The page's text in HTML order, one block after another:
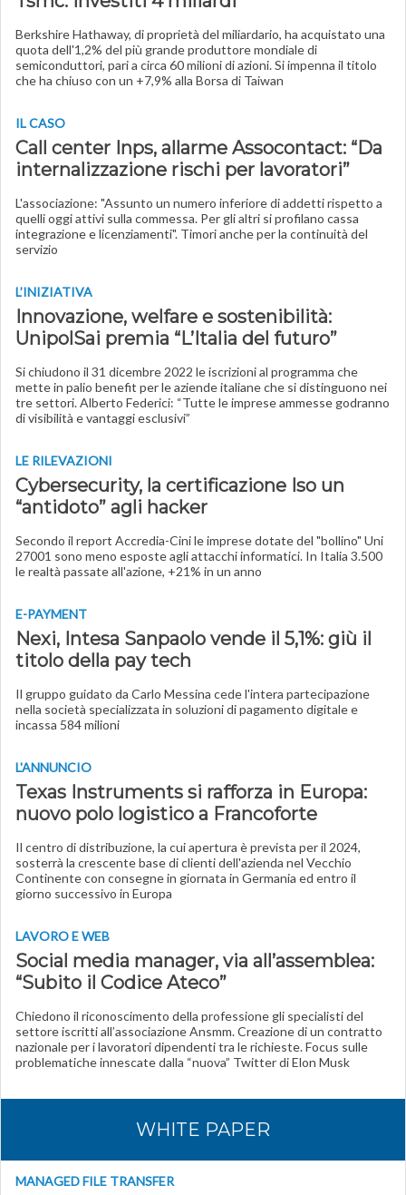
Berkshire Hathaway, di proprietà del miliardario, ha acquistato una
quota dell'1,2% del più grande produttore mondiale di
semiconduttori, pari a circa 60 milioni di azioni. Si impenna il titolo
che ha chiuso con un +7,9% alla Borsa di Taiwan
IL CASO
Call center Inps, allarme Assocontact: “Da
internalizzazione rischi per lavoratori”
L'associazione: "Assunto un numero inferiore di addetti rispetto a
quelli oggi attivi sulla commessa. Per gli altri si profilano cassa
integrazione e licenziamenti". Timori anche per la continuità del
servizio
L’INIZIATIVA
Innovazione, welfare e sostenibilità:
UnipolSai premia “L’Italia del futuro”
Si chiudono il 31 dicembre 2022 le iscrizioni al programma che
mette in palio benefit per le aziende italiane che si distinguono nei
tre settori. Alberto Federici: “Tutte le imprese ammesse godranno
di visibilità e vantaggi esclusivi”
LE RILEVAZIONI
Cybersecurity, la certificazione Iso un
“antidoto” agli hacker
Secondo il report Accredia-Cini le imprese dotate del "bollino" Uni
27001 sono meno esposte agli attacchi informatici. In Italia 3.500
le realtà passate all'azione, +21% in un anno
E-PAYMENT
Nexi, Intesa Sanpaolo vende il 5,1%: giù il
titolo della pay tech
Il gruppo guidato da Carlo Messina cede l'intera partecipazione
nella società specializzata in soluzioni di pagamento digitale e
incassa 584 milioni
L'ANNUNCIO
Texas Instruments si rafforza in Europa:
nuovo polo logistico a Francoforte
Il centro di distribuzione, la cui apertura è prevista per il 2024,
sosterrà la crescente base di clienti dell'azienda nel Vecchio
Continente con consegne in giornata in Germania ed entro il
giorno successivo in Europa
LAVORO E WEB
Social media manager, via all’assemblea:
“Subito il Codice Ateco”
Chiedono il riconoscimento della professione gli specialisti del
settore iscritti all’associazione Ansmm. Creazione di un contratto
nazionale per i lavoratori dipendenti tra le richieste. Focus sulle
problematiche innescate dalla “nuova” Twitter di Elon Musk
WHITE PAPER
MANAGED FILE TRANSFER